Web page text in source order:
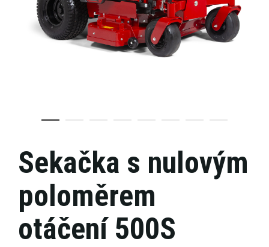
Sekačka s nulovým
poloměrem
otáčení 500S